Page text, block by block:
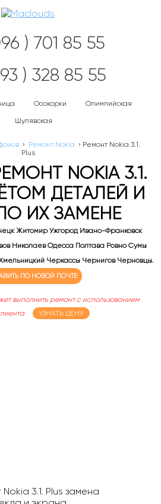
) 701 85 55
) 328 85 55
Осокорки Олимпийская
Шулявская
› Ремонт Nokia › Ремонт Nokia 3.1.
Plus
NOKIA 3.1.
ДЕТАЛЕЙ И
ИХ ЗАМЕНЕ
Житомир Ужгород Ивано-Франковск
Николаев Одесса Полтава Ровно Сумы
Черкассы Чернигов Черновцы.
ПО НОВОЙ ПОЧТЕ
выполнить ремонт с использованием
УЗНАТЬ ЦЕНУ